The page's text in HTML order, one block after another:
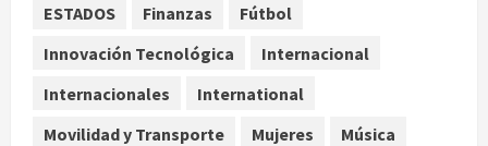
4
México gana arbitraje contra
más de 219 mdd por bonos de TV
ESTADOS
Finanzas
Fútbol
Innovación Tecnológica
Internacional
Internacionales
International
Movilidad y Transporte
Mujeres
Música